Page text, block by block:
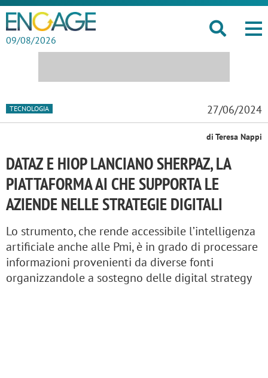
09/08/2026
TECNOLOGIA 27/06/2024
di Teresa Nappi
DATAZ E HIOP LANCIANO SHERPAZ, LA
PIATTAFORMA AI CHE SUPPORTA LE
AZIENDE NELLE STRATEGIE DIGITALI
Lo strumento, che rende accessibile l’intelligenza
artificiale anche alle Pmi, è in grado di processare
informazioni provenienti da diverse fonti
organizzandole a sostegno delle digital strategy